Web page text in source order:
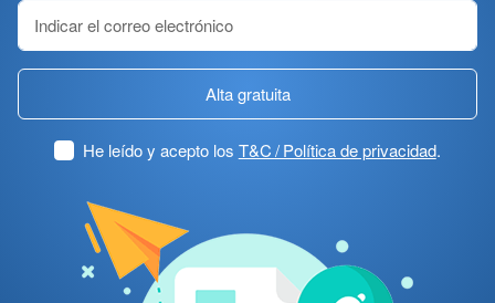
Alta gratuita
He leído y acepto los T&C / Política de privacidad.